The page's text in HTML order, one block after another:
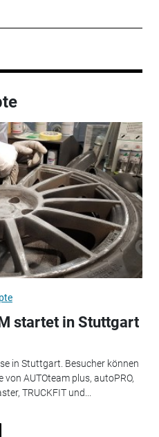
startet in Stuttgart
in Stuttgart. Besucher können
AUTOteam plus, autoPRO,
TRUCKFIT und...